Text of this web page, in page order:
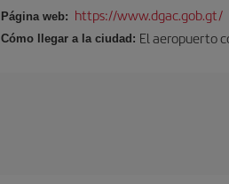
Página web: https://www.dgac.gob.gt/
Cómo llegar a la ciudad: El aeropuerto